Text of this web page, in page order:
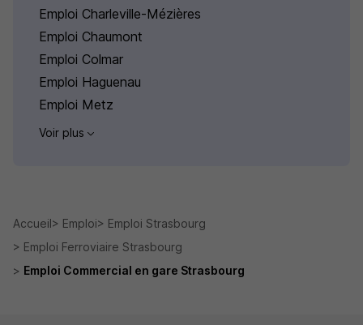
Emploi Charleville-Mézières
Emploi Chaumont
Emploi Colmar
Emploi Haguenau
Emploi Metz
Voir plus
Accueil Emploi
Emploi Strasbourg
Emploi Ferroviaire Strasbourg
Emploi Commercial en gare Strasbourg